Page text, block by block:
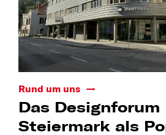
Rund um uns
Das Designforum
Steiermark als